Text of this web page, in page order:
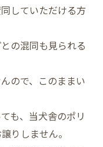
していただける方
の混同も見られる
ので、このままい
も、当犬舎のポリ
りしません。